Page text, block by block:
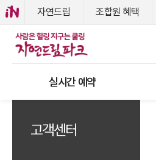
자연드림 조합원 혜택
실시간 예약
고객센터